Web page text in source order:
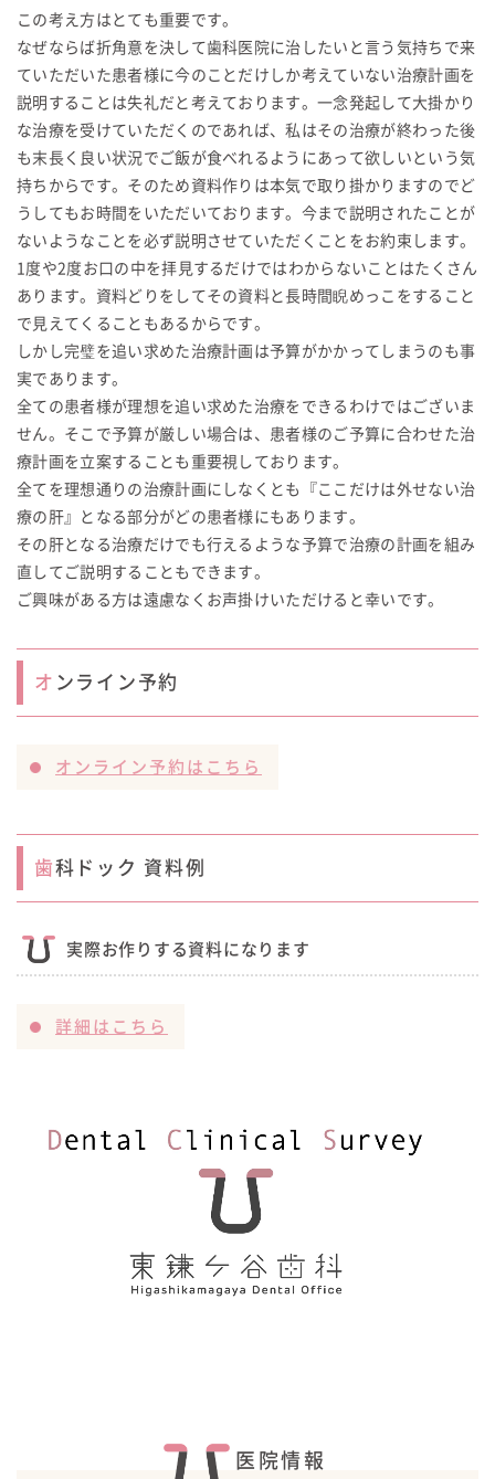
この考え方はとても重要です。
なぜならば折角意を決して歯科医院に治したいと言う気持ちで来
ていただいた患者様に今のことだけしか考えていない治療計画を
説明することは失礼だと考えております。一念発起して大掛かり
な治療を受けていただくのであれば、私はその治療が終わった後
も末長く良い状況でご飯が食べれるようにあって欲しいという気
持ちからです。そのため資料作りは本気で取り掛かりますのでど
うしてもお時間をいただいております。今まで説明されたことが
ないようなことを必ず説明させていただくことをお約束します。
1度や2度お口の中を拝見するだけではわからないことはたくさん
あります。資料どりをしてその資料と長時間睨めっこをすること
で見えてくることもあるからです。
しかし完璧を追い求めた治療計画は予算がかかってしまうのも事
実であります。
全ての患者様が理想を追い求めた治療をできるわけではございま
せん。そこで予算が厳しい場合は、患者様のご予算に合わせた治
療計画を立案することも重要視しております。
全てを理想通りの治療計画にしなくとも『ここだけは外せない治
療の肝』となる部分がどの患者様にもあります。
その肝となる治療だけでも行えるような予算で治療の計画を組み
直してご説明することもできます。
ご興味がある方は遠慮なくお声掛けいただけると幸いです。
オンライン予約
オンライン予約はこちら
歯科ドック 資料例
実際お作りする資料になります
詳細はこちら
医院情報